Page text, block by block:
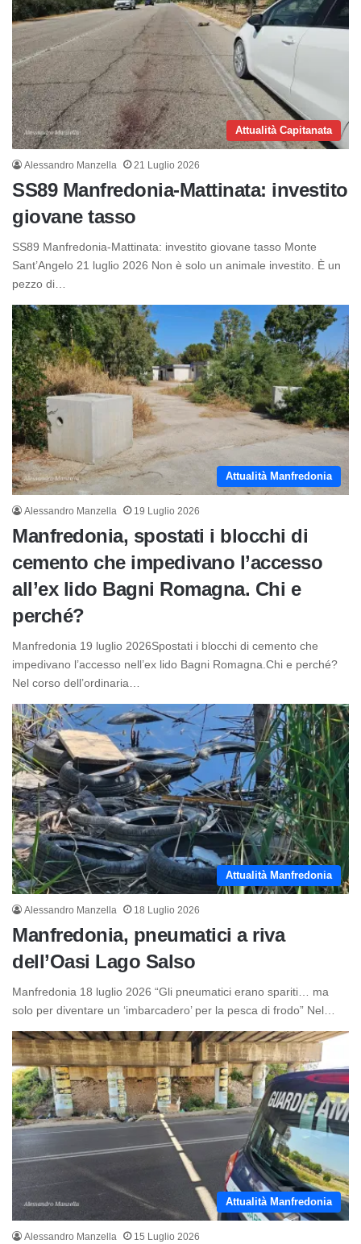
Attualità Capitanata
Alessandro Manzella 21 Luglio 2026
SS89 Manfredonia-Mattinata: investito
giovane tasso
SS89 Manfredonia-Mattinata: investito giovane tasso Monte
Sant’Angelo 21 luglio 2026 Non è solo un animale investito. È un
pezzo di…
Attualità Manfredonia
Alessandro Manzella 19 Luglio 2026
Manfredonia, spostati i blocchi di
cemento che impedivano l’accesso
all’ex lido Bagni Romagna. Chi e
perché?
Manfredonia 19 luglio 2026Spostati i blocchi di cemento che
impedivano l’accesso nell’ex lido Bagni Romagna.Chi e perché?
Nel corso dell’ordinaria…
Attualità Manfredonia
Alessandro Manzella 18 Luglio 2026
Manfredonia, pneumatici a riva
dell’Oasi Lago Salso
Manfredonia 18 luglio 2026 “Gli pneumatici erano spariti… ma
solo per diventare un ‘imbarcadero’ per la pesca di frodo” Nel…
Attualità Manfredonia
Alessandro Manzella 15 Luglio 2026